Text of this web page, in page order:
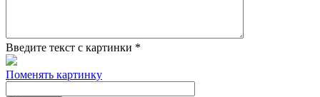
Введите текст с картинки *
Поменять картинку